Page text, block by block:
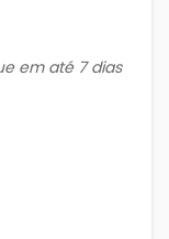
em até 7 dias